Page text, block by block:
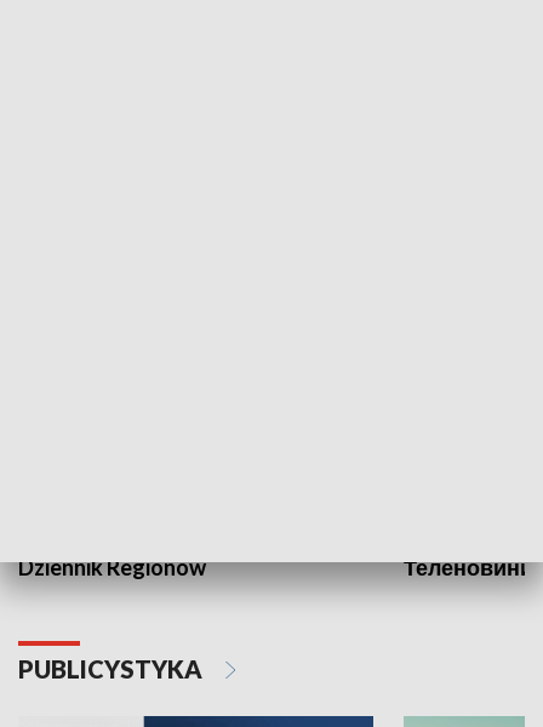
Dziennik Regionów Теленовини
PUBLICYSTYKA